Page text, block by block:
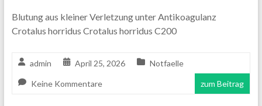
Blutung aus kleiner Verletzung unter Antikoagulanz
Crotalus horridus Crotalus horridus C200
admin April 25, 2026 Notfaelle
Keine Kommentare zum Beitrag